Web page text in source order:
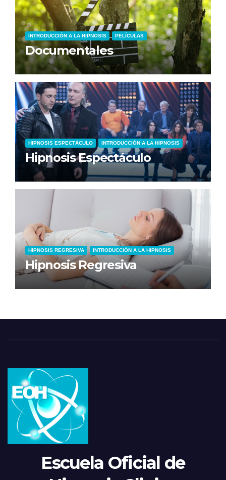
INTRODUCCIÓN A LA HIPNOSIS PELÍCULAS
Documentales
HIPNOSIS ESPECTÁCULO INTRODUCCIÓN A LA HIPNOSIS
Hipnosis Espectáculo
HIPNOSIS REGRESIVA INTRODUCCIÓN A LA HIPNOSIS
Hipnosis Regresiva
Escuela Oficial de